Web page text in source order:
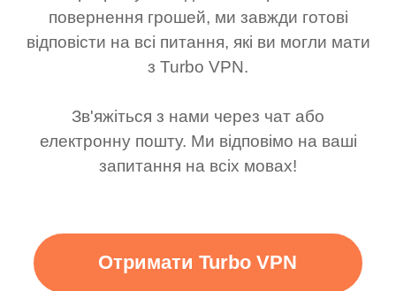
повернення грошей, ми завжди готові
відповісти на всі питання, які ви могли мати
з Turbo VPN.
Зв'яжіться з нами через чат або
електронну пошту. Ми відповімо на ваші
запитання на всіх мовах!
Отримати Turbo VPN